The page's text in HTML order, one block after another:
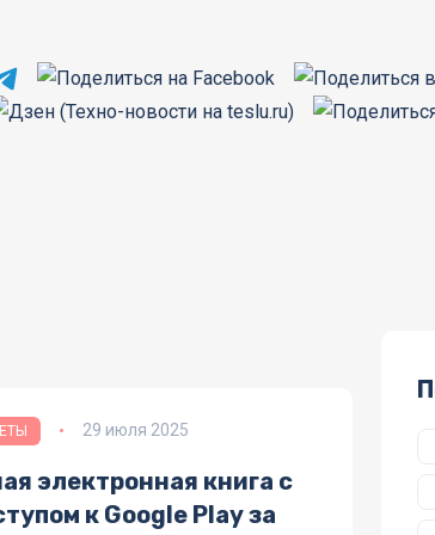
29 июля 2025
электронная книга с
к Google Play за